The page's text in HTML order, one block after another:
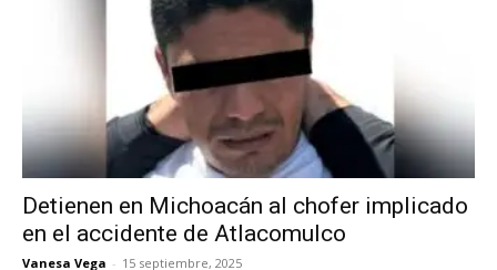
Detienen en Michoacán al chofer implicado
en el accidente de Atlacomulco
Vanesa Vega - 15 septiembre, 2025